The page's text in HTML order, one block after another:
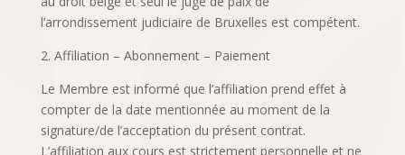
l’arrondissement judiciaire de Bruxelles est compétent.
2. Affiliation – Abonnement – Paiement
Le Membre est informé que l’affiliation prend effet à
compter de la date mentionnée au moment de la
signature/de l’acceptation du présent contrat.
L’affiliation aux cours est strictement personnelle et ne